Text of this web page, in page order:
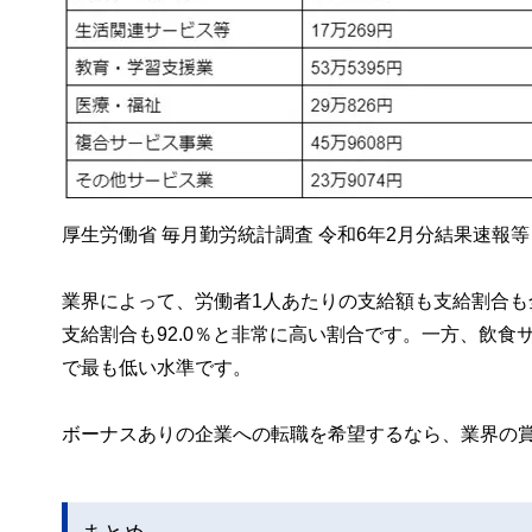
厚生労働省 毎月勤労統計調査 令和6年2月分結果速報
業界によって、労働者1人あたりの支給額も支給割合
支給割合も92.0％と非常に高い割合です。一方、飲食
で最も低い水準です。
ボーナスありの企業への転職を希望するなら、業界